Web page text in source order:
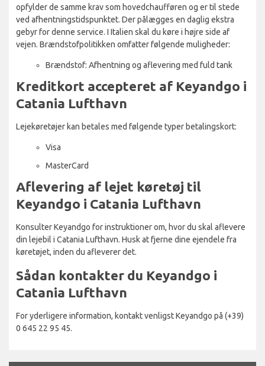
opfylder de samme krav som hovedchaufføren og er til stede
ved afhentningstidspunktet. Der pålægges en daglig ekstra
gebyr for denne service. I Italien skal du køre i højre side af
vejen. Brændstofpolitikken omfatter følgende muligheder:
Brændstof: Afhentning og aflevering med fuld tank
Kreditkort accepteret af Keyandgo i
Catania Lufthavn
Lejekøretøjer kan betales med følgende typer betalingskort:
Visa
MasterCard
Aflevering af lejet køretøj til
Keyandgo i Catania Lufthavn
Konsulter Keyandgo for instruktioner om, hvor du skal aflevere
din lejebil i Catania Lufthavn. Husk at fjerne dine ejendele fra
køretøjet, inden du afleverer det.
Sådan kontakter du Keyandgo i
Catania Lufthavn
For yderligere information, kontakt venligst Keyandgo på (+39)
0 645 22 95 45.